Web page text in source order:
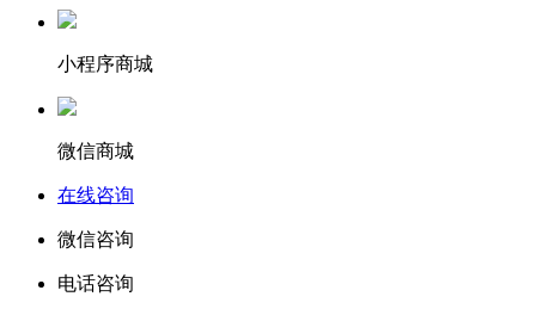
小程序商城
微信商城
在线咨询
微信咨询
电话咨询